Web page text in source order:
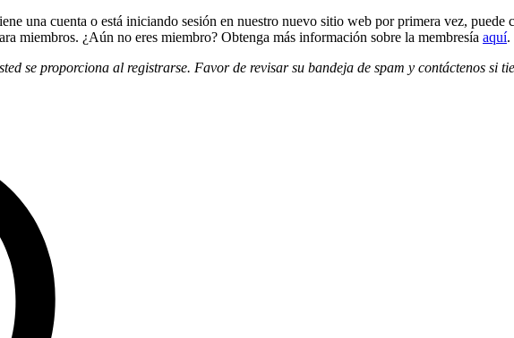
una cuenta o está iniciando sesión en nuestro nuevo sitio web por primera vez, puede
miembros. ¿Aún no eres miembro? Obtenga más información sobre la membresía aquí.
se proporciona al registrarse. Favor de revisar su bandeja de spam y contáctenos si